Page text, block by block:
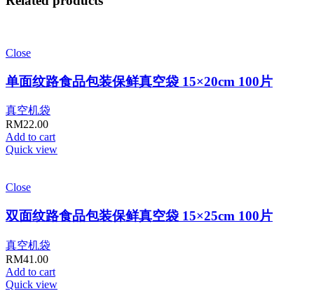
Close
单面纹路食品包装保鲜真空袋 15×20cm 100片
真空机袋
RM22.00
Add to cart
Quick view
Close
双面纹路食品包装保鲜真空袋 15×25cm 100片
真空机袋
RM41.00
Add to cart
Quick view